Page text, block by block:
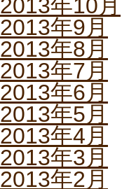
2013年10月
2013年9月
2013年8月
2013年7月
2013年6月
2013年5月
2013年4月
2013年3月
2013年2月